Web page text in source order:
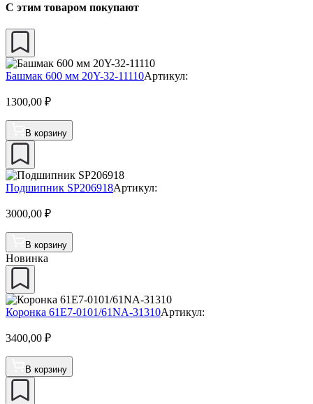
С этим товаром покупают
Башмак 600 мм 20Y-32-11110Артикул:
1300,00 ₽
В корзину
Подшипник SP206918Артикул:
3000,00 ₽
В корзину
Новинка
Коронка 61E7-0101/61NA-31310Артикул:
3400,00 ₽
В корзину